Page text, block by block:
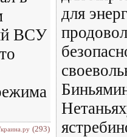
ВСУ
(293)
для